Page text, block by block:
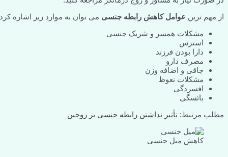
از مهم ترین عوامل کاهش رابطه جنسی می توان به موارد زیر اشاره
مشکلات همسر و شریک جنسی
استرس
دارا بودن فرزند
مصرف دارو
چاقی و اضافه وزن
مشکلات نعوظ
افسردگی
بائسگی
مطلب مرتبط: تأثیر نداشتن رابطه جنسی بر زوجین
کاهش میل جنسی